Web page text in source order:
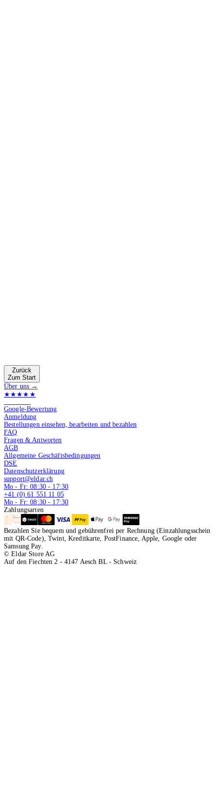
Zurück
Zum Start
Über uns →
★★★★★
Google-Bewertung
Anmeldung
Bestellungen einsehen, bearbeiten und bezahlen
FAQ
Fragen & Antworten
AGB
Allgemeine Geschäftsbedingungen
DSE
Datenschutzerklärung
support@eldar.ch
Mo - Fr: 08:30 - 17:30
+41 (0) 61 551 11 05
Mo - Fr: 08:30 - 17:30
Zahlungsarten
Bezahlen Sie bequem und gebührenfrei per Rechnung (Einzahlungsschein
mit QR-Code), Twint, Kreditkarte, PostFinance, Apple, Google oder
Samsung Pay.
© Eldar Store AG
Auf den Fiechten 2 - 4147 Aesch BL - Schweiz